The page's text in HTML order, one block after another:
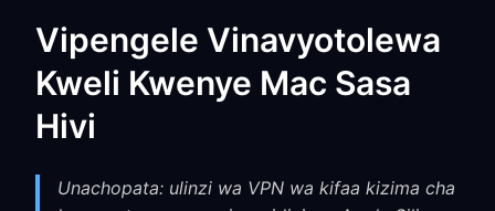
Vipengele Vinavyotolewa
Kweli Kwenye Mac Sasa
Hivi
Unachopata: ulinzi wa VPN wa kifaa kizima cha